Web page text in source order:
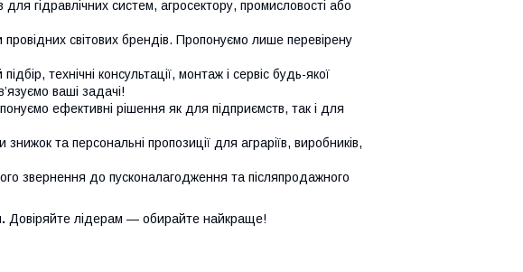
для гідравлічних систем, агросектору, промисловості або
світових брендів. Пропонуємо лише перевірену
технічні консультації, монтаж і сервіс будь-якої
ваші задачі!
ефективні рішення як для підприємств, так і для
та персональні пропозиції для аграріїв, виробників,
звернення до пусконалагодження та післяпродажного
Довіряйте лідерам — обирайте найкраще!